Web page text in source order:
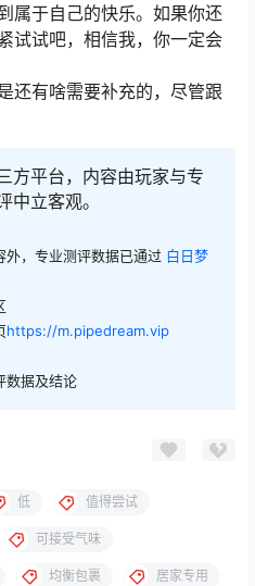
属于自己的快乐。如果你还
试试吧，相信我，你一定会
还有啥需要补充的，尽管跟
方平台，内容由玩家与专
中立客观。
外，专业测评数据已通过 白日梦
https://m.pipedream.vip
数据及结论
低 值得尝试
可接受气味
均衡包裹 居家专用